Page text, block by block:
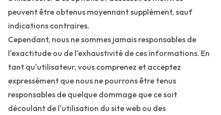
peuvent être obtenus moyennant supplément, sauf
indications contraires.
Cependant, nous ne sommes jamais responsables de
l'exactitude ou de l'exhaustivité de ces informations. En
tant qu'utilisateur, vous comprenez et acceptez
expressément que nous ne pourrons être tenus
responsables de quelque dommage que ce soit
découlant de l'utilisation du site web ou des